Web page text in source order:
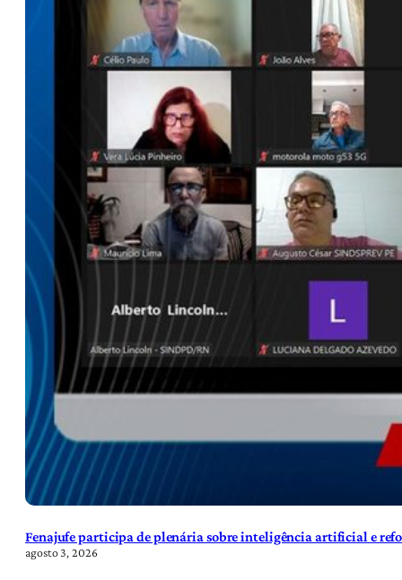
Fenajufe participa de plenária sobre inteligência artificial e
agosto 3, 2026